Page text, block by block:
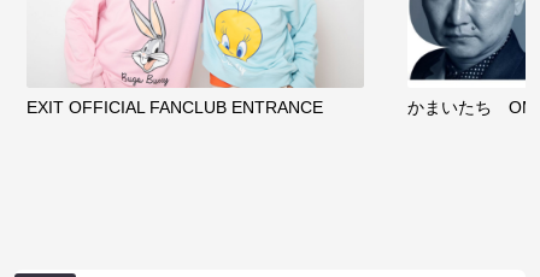
EXIT OFFICIAL FANCLUB ENTRANCE かまいたち